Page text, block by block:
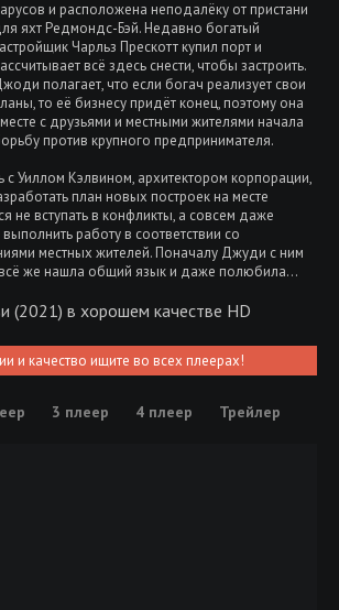
и расположена неподалёку от пристани
яхт Редмондс-Бэй. Недавно богатый
Чарльз Прескотт купил порт и
всё здесь снести, чтобы застроить.
полагает, что если богач реализует свои
то её бизнесу придёт конец, поэтому она
с друзьями и местными жителями начала
против крупного предпринимателя.
Уиллом Кэлвином, архитектором корпорации,
план новых построек на месте
не вступать в конфликты, а совсем даже
работу в соответствии со
местных жителей. Поначалу Джуди с ним
всё же нашла общий язык и даже полюбила...
(2021) в хорошем качестве HD
и качество ищите во всех плеерах!
3 плеер 4 плеер Трейлер